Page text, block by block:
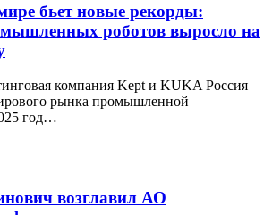
бьет новые рекорды:
роботов выросло на
компания Kept и KUKA Россия
рынка промышленной
год…
возглавил АО